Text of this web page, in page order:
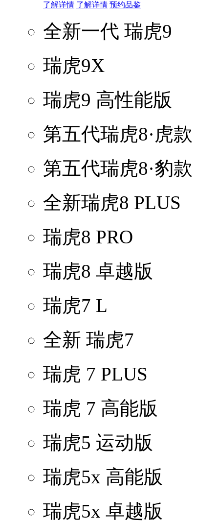
了解详情 了解详情 预约品鉴
全新一代 瑞虎9
瑞虎9X
瑞虎9 高性能版
第五代瑞虎8·虎款
第五代瑞虎8·豹款
全新瑞虎8 PLUS
瑞虎8 PRO
瑞虎8 卓越版
瑞虎7 L
全新 瑞虎7
瑞虎 7 PLUS
瑞虎 7 高能版
瑞虎5 运动版
瑞虎5x 高能版
瑞虎5x 卓越版